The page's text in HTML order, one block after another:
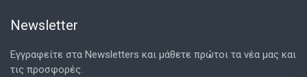
Newsletter
Εγγραφείτε στα Newsletters και μάθετε πρώτοι τα νέα μας και
τις προσφορές.